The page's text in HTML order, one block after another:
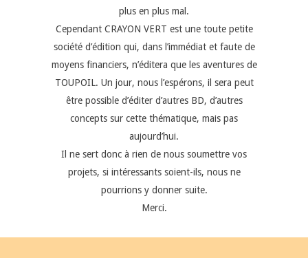
plus en plus mal.
Cependant CRAYON VERT est une toute petite
société d’édition qui, dans l’immédiat et faute de
moyens financiers, n’éditera que les aventures de
TOUPOIL. Un jour, nous l’espérons, il sera peut
être possible d’éditer d’autres BD, d’autres
concepts sur cette thématique, mais pas
aujourd’hui.
Il ne sert donc à rien de nous soumettre vos
projets, si intéressants soient-ils, nous ne
pourrions y donner suite.
Merci.